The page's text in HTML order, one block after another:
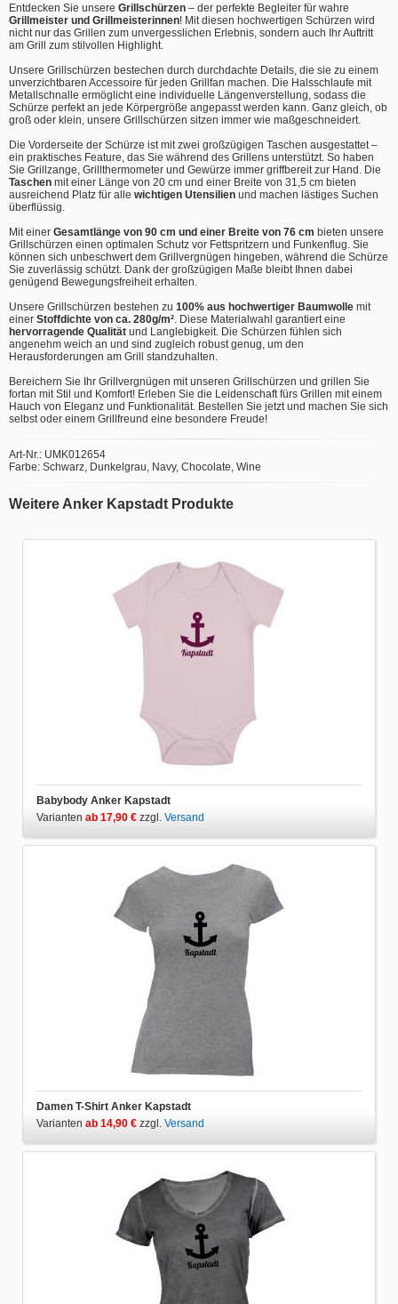
Entdecken Sie unsere Grillschürzen – der perfekte Begleiter für wahre
Grillmeister und Grillmeisterinnen! Mit diesen hochwertigen Schürzen wird
nicht nur das Grillen zum unvergesslichen Erlebnis, sondern auch Ihr Auftritt
am Grill zum stilvollen Highlight.
Unsere Grillschürzen bestechen durch durchdachte Details, die sie zu einem
unverzichtbaren Accessoire für jeden Grillfan machen. Die Halsschlaufe mit
Metallschnalle ermöglicht eine individuelle Längenverstellung, sodass die
Schürze perfekt an jede Körpergröße angepasst werden kann. Ganz gleich, ob
groß oder klein, unsere Grillschürzen sitzen immer wie maßgeschneidert.
Die Vorderseite der Schürze ist mit zwei großzügigen Taschen ausgestattet –
ein praktisches Feature, das Sie während des Grillens unterstützt. So haben
Sie Grillzange, Grillthermometer und Gewürze immer griffbereit zur Hand. Die
Taschen mit einer Länge von 20 cm und einer Breite von 31,5 cm bieten
ausreichend Platz für alle wichtigen Utensilien und machen lästiges Suchen
überflüssig.
Mit einer Gesamtlänge von 90 cm und einer Breite von 76 cm bieten unsere
Grillschürzen einen optimalen Schutz vor Fettspritzern und Funkenflug. Sie
können sich unbeschwert dem Grillvergnügen hingeben, während die Schürze
Sie zuverlässig schützt. Dank der großzügigen Maße bleibt Ihnen dabei
genügend Bewegungsfreiheit erhalten.
Unsere Grillschürzen bestehen zu 100% aus hochwertiger Baumwolle mit
einer Stoffdichte von ca. 280g/m² . Diese Materialwahl garantiert eine
hervorragende Qualität und Langlebigkeit. Die Schürzen fühlen sich
angenehm weich an und sind zugleich robust genug, um den
Herausforderungen am Grill standzuhalten.
Bereichern Sie Ihr Grillvergnügen mit unseren Grillschürzen und grillen Sie
fortan mit Stil und Komfort! Erleben Sie die Leidenschaft fürs Grillen mit einem
Hauch von Eleganz und Funktionalität. Bestellen Sie jetzt und machen Sie sich
selbst oder einem Grillfreund eine besondere Freude!
Art-Nr.: UMK012654
Farbe: Schwarz, Dunkelgrau, Navy, Chocolate, Wine
Weitere Anker Kapstadt Produkte
Babybody Anker Kapstadt
Varianten ab 17,90 € zzgl. Versand
Damen T-Shirt Anker Kapstadt
Varianten ab 14,90 € zzgl. Versand